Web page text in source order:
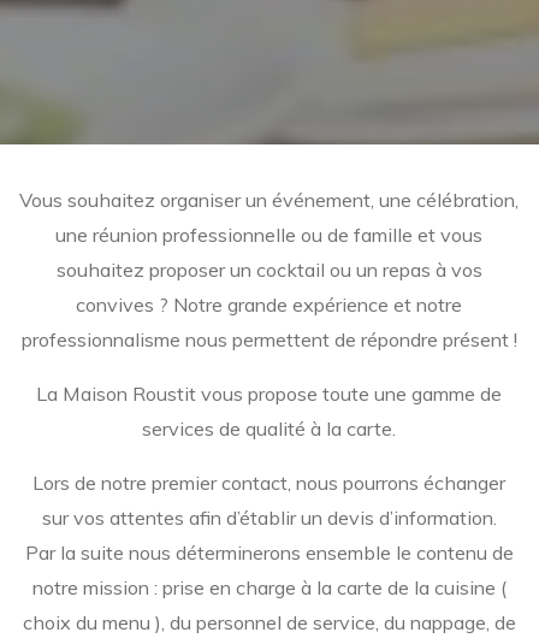
Vous souhaitez organiser un événement, une célébration,
une réunion professionnelle ou de famille et vous
souhaitez proposer un cocktail ou un repas à vos
convives ? Notre grande expérience et notre
professionnalisme nous permettent de répondre présent !
La Maison Roustit vous propose toute une gamme de
services de qualité à la carte.
Lors de notre premier contact, nous pourrons échanger
sur vos attentes afin d’établir un devis d’information.
Par la suite nous déterminerons ensemble le contenu de
notre mission : prise en charge à la carte de la cuisine (
choix du menu ), du personnel de service, du nappage, de